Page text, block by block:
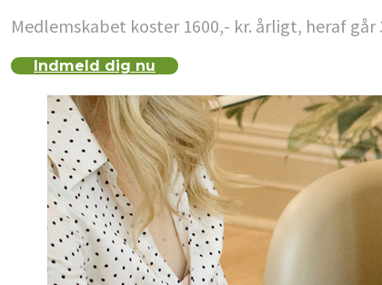
Medlemskabet koster 1600,- kr. årligt, heraf
Indmeld dig nu